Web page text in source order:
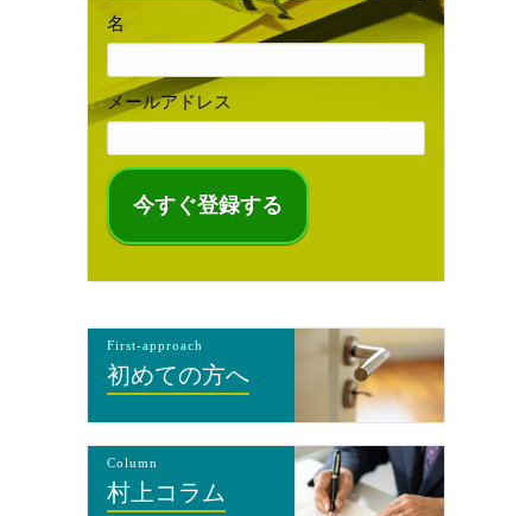
名
メールアドレス
First-approach
初めての方へ
Column
村上コラム